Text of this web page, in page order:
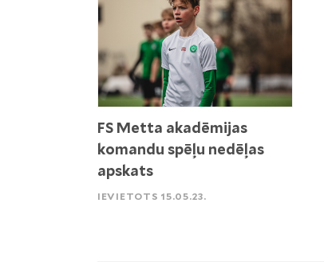
FS Metta akadēmijas
komandu spēļu nedēļas
apskats
IEVIETOTS 15.05.23.